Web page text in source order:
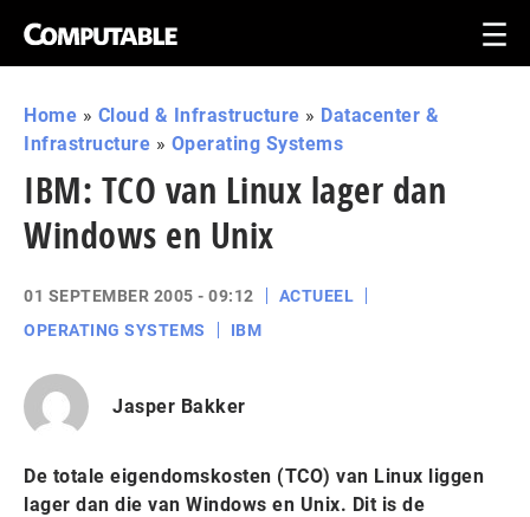
Home » Cloud & Infrastructure » Datacenter &
Infrastructure » Operating Systems
IBM: TCO van Linux lager dan
Windows en Unix
01 SEPTEMBER 2005 - 09:12
ACTUEEL
OPERATING SYSTEMS
IBM
Jasper Bakker
De totale eigendomskosten (TCO) van Linux liggen
lager dan die van Windows en Unix. Dit is de